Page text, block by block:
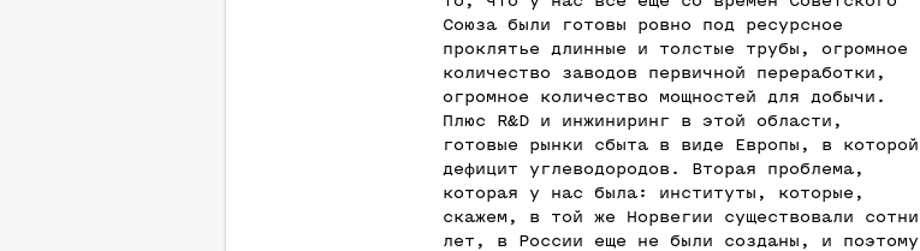
Союза были готовы ровно под ресурсное
проклятье длинные и толстые трубы, огромное
количество заводов первичной переработки,
огромное количество мощностей для добычи.
Плюс R&D и инжиниринг в этой области,
готовые рынки сбыта в виде Европы, в которой
дефицит углеводородов. Вторая проблема,
которая у нас была: институты, которые,
скажем, в той же Норвегии существовали сотни
лет, в России еще не были созданы, и поэтому